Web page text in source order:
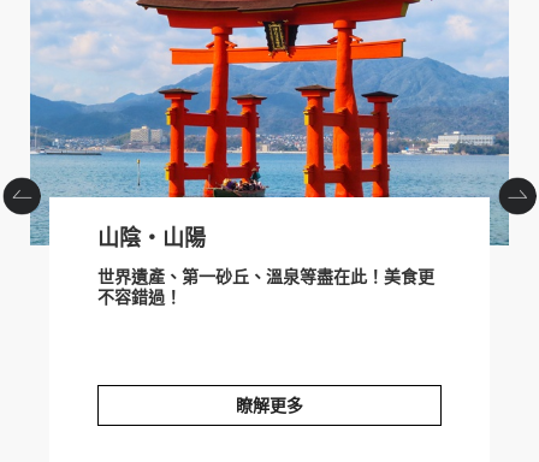
山陰‧山陽
世界遺產、第一砂丘、溫泉等盡在此！美食更
不容錯過！
瞭解更多